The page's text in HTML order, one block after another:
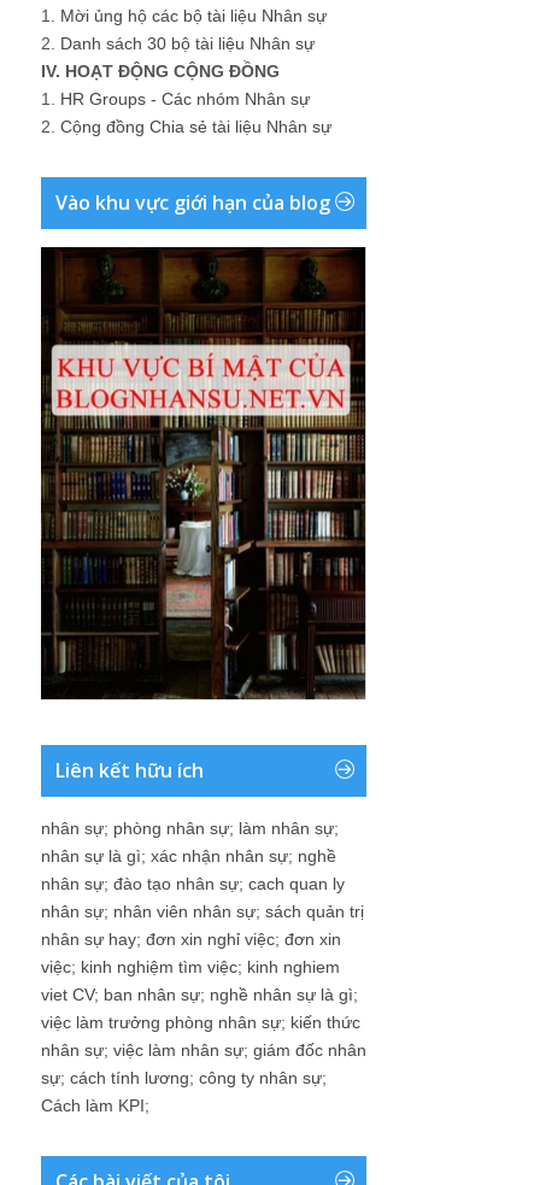
1. Mời ủng hộ các bộ tài liệu Nhân sự
2. Danh sách 30 bộ tài liệu Nhân sự
IV. HOẠT ĐỘNG CỘNG ĐỒNG
1. HR Groups - Các nhóm Nhân sự
2. Cộng đồng Chia sẻ tài liệu Nhân sự
Vào khu vực giới hạn của blog
Liên kết hữu ích
nhân sự; phòng nhân sự; làm nhân sự;
nhân sự là gì; xác nhận nhân sự; nghề
nhân sự; đào tạo nhân sự; cach quan ly
nhân sự; nhân viên nhân sự; sách quản trị
nhân sự hay; đơn xin nghỉ việc; đơn xin
việc; kinh nghiệm tìm việc; kinh nghiem
viet CV; ban nhân sự; nghề nhân sự là gì;
việc làm trưởng phòng nhân sự; kiến thức
nhân sự; việc làm nhân sự; giám đốc nhân
sự; cách tính lương; công ty nhân sự;
Cách làm KPI;